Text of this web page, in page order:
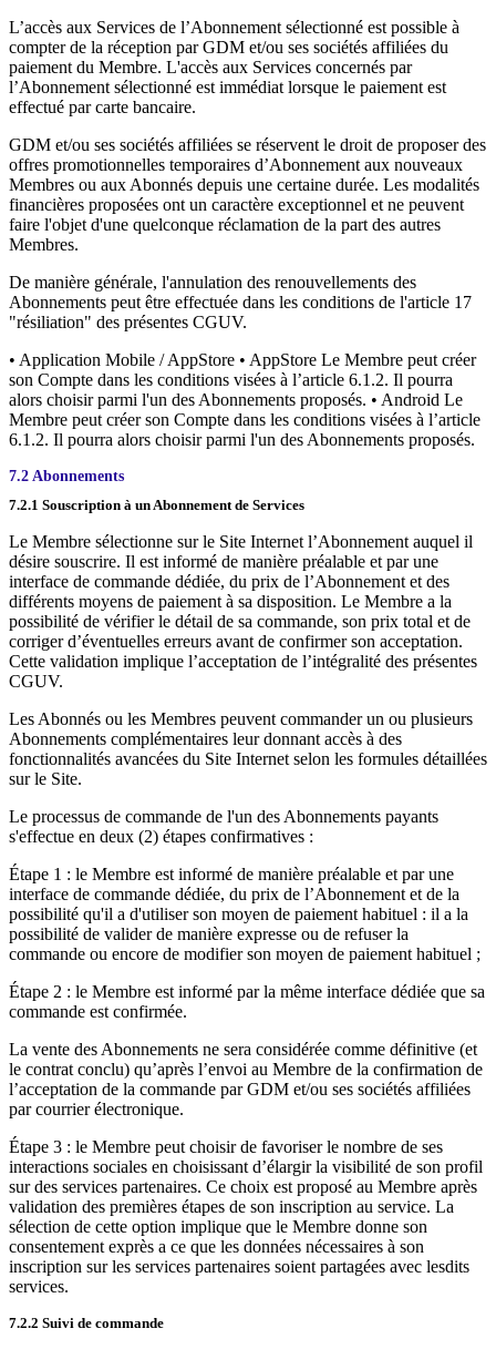
L’accès aux Services de l’Abonnement sélectionné est possible à
compter de la réception par GDM et/ou ses sociétés affiliées du
paiement du Membre. L'accès aux Services concernés par
l’Abonnement sélectionné est immédiat lorsque le paiement est
effectué par carte bancaire.
GDM et/ou ses sociétés affiliées se réservent le droit de proposer des
offres promotionnelles temporaires d’Abonnement aux nouveaux
Membres ou aux Abonnés depuis une certaine durée. Les modalités
financières proposées ont un caractère exceptionnel et ne peuvent
faire l'objet d'une quelconque réclamation de la part des autres
Membres.
De manière générale, l'annulation des renouvellements des
Abonnements peut être effectuée dans les conditions de l'article 17
"résiliation" des présentes CGUV.
• Application Mobile / AppStore • AppStore Le Membre peut créer
son Compte dans les conditions visées à l’article 6.1.2. Il pourra
alors choisir parmi l'un des Abonnements proposés. • Android Le
Membre peut créer son Compte dans les conditions visées à l’article
6.1.2. Il pourra alors choisir parmi l'un des Abonnements proposés.
7.2 Abonnements
7.2.1 Souscription à un Abonnement de Services
Le Membre sélectionne sur le Site Internet l’Abonnement auquel il
désire souscrire. Il est informé de manière préalable et par une
interface de commande dédiée, du prix de l’Abonnement et des
différents moyens de paiement à sa disposition. Le Membre a la
possibilité de vérifier le détail de sa commande, son prix total et de
corriger d’éventuelles erreurs avant de confirmer son acceptation.
Cette validation implique l’acceptation de l’intégralité des présentes
CGUV.
Les Abonnés ou les Membres peuvent commander un ou plusieurs
Abonnements complémentaires leur donnant accès à des
fonctionnalités avancées du Site Internet selon les formules détaillées
sur le Site.
Le processus de commande de l'un des Abonnements payants
s'effectue en deux (2) étapes confirmatives :
Étape 1 : le Membre est informé de manière préalable et par une
interface de commande dédiée, du prix de l’Abonnement et de la
possibilité qu'il a d'utiliser son moyen de paiement habituel : il a la
possibilité de valider de manière expresse ou de refuser la
commande ou encore de modifier son moyen de paiement habituel ;
Étape 2 : le Membre est informé par la même interface dédiée que sa
commande est confirmée.
La vente des Abonnements ne sera considérée comme définitive (et
le contrat conclu) qu’après l’envoi au Membre de la confirmation de
l’acceptation de la commande par GDM et/ou ses sociétés affiliées
par courrier électronique.
Étape 3 : le Membre peut choisir de favoriser le nombre de ses
interactions sociales en choisissant d’élargir la visibilité de son profil
sur des services partenaires. Ce choix est proposé au Membre après
validation des premières étapes de son inscription au service. La
sélection de cette option implique que le Membre donne son
consentement exprès a ce que les données nécessaires à son
inscription sur les services partenaires soient partagées avec lesdits
services.
7.2.2 Suivi de commande